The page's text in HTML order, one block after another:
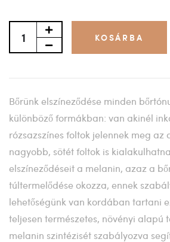
KOSÁRBA
Bőrünk elszíneződése minden
különböző formákban: van akinél
rózsazszínes foltok jelennek meg az
nagyobb, sötét foltok is
elszíneződéseit a melanin, azaz a
túltermelődése okozza, ennek
lehetőségünk van kordában tartani
teljesen természetes, növényi alapú
melanin szintézisét szabályozva